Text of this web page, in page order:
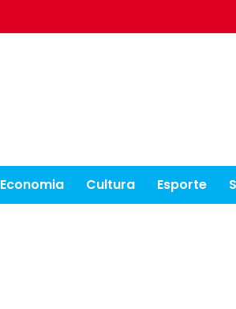
Economia Cultura Esporte